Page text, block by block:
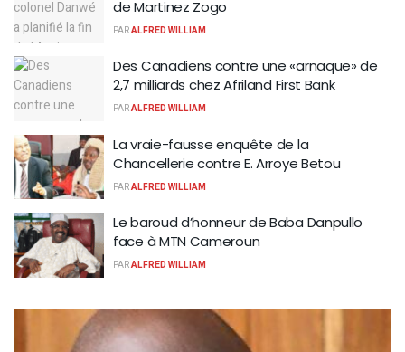
de Martinez Zogo
PARALFRED WILLIAM
Des Canadiens contre une «arnaque» de
2,7 milliards chez Afriland First Bank
PARALFRED WILLIAM
La vraie-fausse enquête de la
Chancellerie contre E. Arroye Betou
PARALFRED WILLIAM
Le baroud d’honneur de Baba Danpullo
face à MTN Cameroun
PARALFRED WILLIAM